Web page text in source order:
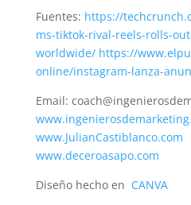
Fuentes: https://
ms-tiktok-rival-reels-rolls-
worldwide/ https://
online/instagram-lanza-
Email:
www.JulianCastiblanco.com
www.deceroasapo.com
Diseño hecho en CANVA